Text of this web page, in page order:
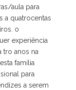
aula para
a quatrocentas
o
experiência
tro anos na
família
para
a serem